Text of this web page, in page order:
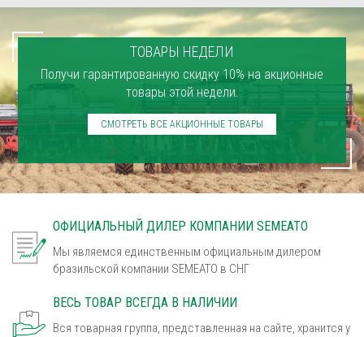
ТОВАРЫ НЕДЕЛИ
Получи гарантированную скидку 10% на акционные
товары этой недели.
СМОТРЕТЬ ВСЕ АКЦИОННЫЕ ТОВАРЫ
ОФИЦИАЛЬНЫЙ ДИЛЕР КОМПАНИИ SEMEATO
Мы являемся единственным официальным дилером
бразильской компании SEMEATO в СНГ
ВЕСЬ ТОВАР ВСЕГДА В НАЛИЧИИ
Вся товарная группа, представленная на сайте, хранится у